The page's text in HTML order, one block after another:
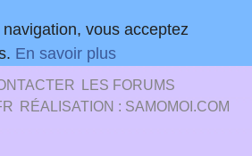
vous acceptez
En savoir plus
LES FORUMS
RÉALISATION : SAMOMOI.COM